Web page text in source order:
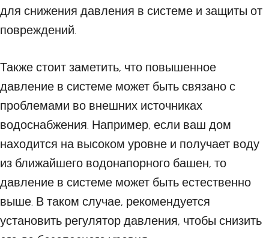
для снижения давления в системе и защиты от
повреждений.
Также стоит заметить, что повышенное
давление в системе может быть связано с
проблемами во внешних источниках
водоснабжения. Например, если ваш дом
находится на высоком уровне и получает воду
из ближайшего водонапорного башен, то
давление в системе может быть естественно
выше. В таком случае, рекомендуется
установить регулятор давления, чтобы снизить